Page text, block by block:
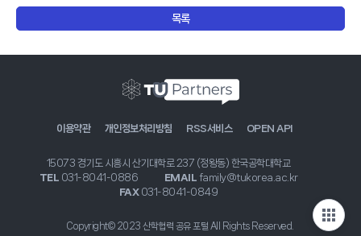
목록
이용약관 개인정보처리방침 RSS서비스 OPEN API
15073 경기도 시흥시 산기대학로 237 (정왕동) 한국공학대학교
TEL 031-8041-0886 EMAIL family@tukorea.ac.kr
FAX 031-8041-0849
Copyright© 2023 산학협력 공유 포털 All Rights Reserved.